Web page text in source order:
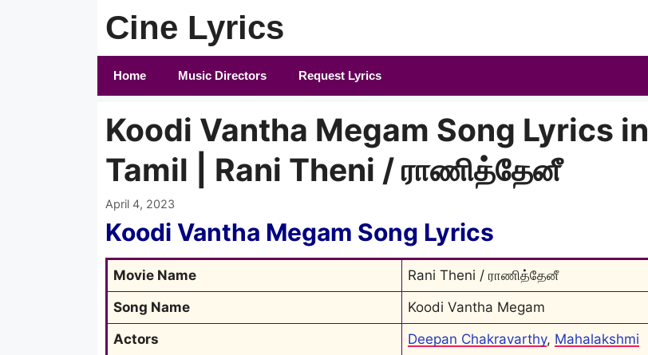
Cine Lyrics
Home Music Directors Request Lyrics
Koodi Vantha Megam Song Lyrics in
Tamil | Rani Theni / ராணித்தேனீ
April 4, 2023
Koodi Vantha Megam Song Lyrics
Movie Name
Rani Theni / ராணித்தேனீ
Song Name
Koodi Vantha Megam
Actors
Deepan Chakravarthy, Mahalakshmi